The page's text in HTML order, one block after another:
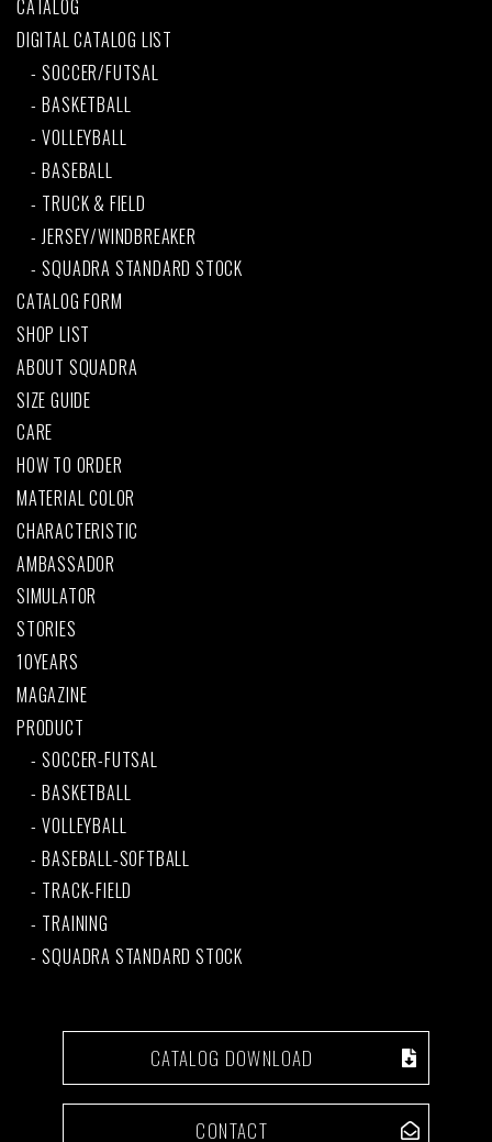
CATALOG
DIGITAL CATALOG LIST
SOCCER/FUTSAL
BASKETBALL
VOLLEYBALL
BASEBALL
TRUCK & FIELD
JERSEY/WINDBREAKER
SQUADRA STANDARD STOCK
CATALOG FORM
SHOP LIST
ABOUT SQUADRA
SIZE GUIDE
CARE
HOW TO ORDER
MATERIAL COLOR
CHARACTERISTIC
AMBASSADOR
SIMULATOR
STORIES
10YEARS
MAGAZINE
PRODUCT
SOCCER-FUTSAL
BASKETBALL
VOLLEYBALL
BASEBALL-SOFTBALL
TRACK-FIELD
TRAINING
SQUADRA STANDARD STOCK
CATALOG DOWNLOAD
CONTACT